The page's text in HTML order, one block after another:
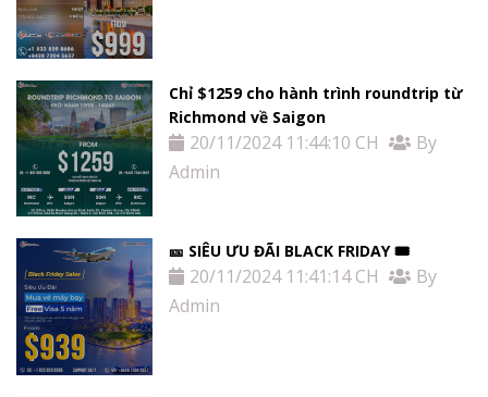
Chỉ $1259 cho hành trình roundtrip từ
Richmond về Saigon
20/11/2024 11:44:10 CH
By
Admin
🎫 SIÊU ƯU ĐÃI BLACK FRIDAY 🎟
20/11/2024 11:41:14 CH
By
Admin